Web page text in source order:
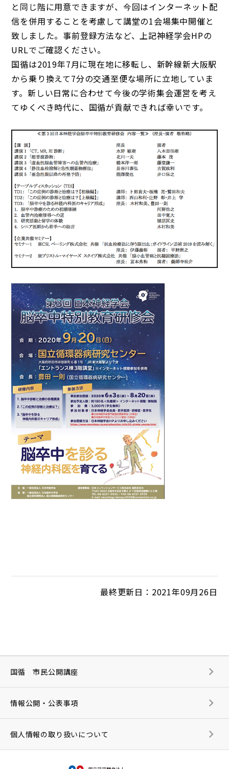
と同じ階に用意できますが、今回はインターネット配
信を併用することを考慮して講堂の1会場集中開催と
致しました。事前登録方法など、上記神経学会HPの
URLでご確認ください。
国循は2019年7月に現在地に移転し、新幹線新大阪駅
から乗り換えて7分の交通至便な場所に立地していま
す。新しい日常に合わせて今後の学術集会運営を考え
てゆくべき時代に、国循が貢献できれば幸いです。
最終更新日：2021年09月26日
国循 市民公開講座
情報公開・公表事項
個人情報の取り扱いについて